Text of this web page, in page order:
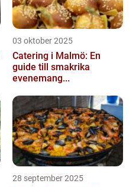
03 oktober 2025
Catering i Malmö: En
guide till smakrika
evenemang...
28 september 2025